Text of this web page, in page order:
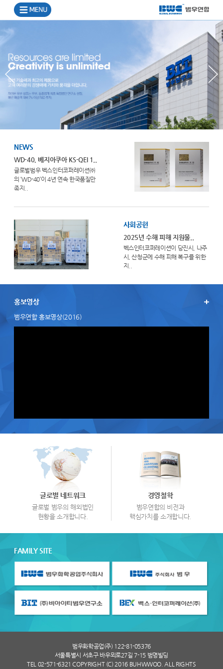
NEWS
WD-40, 베지아쿠아 KS-QEI 1..
글로벌범우 벡스인터코퍼레이션㈜
의 ‘WD-40’이 4년 연속 한국품질만
족지..
사회공헌
2025년 수해 피해 지원물..
벡스인터코퍼레이션이 당진시, 나주
시, 산청군에 수해 피해 복구를 위한
지..
홍보영상
범우연합 홍보영상(2016)
글로벌 네트워크
글로벌 범우의 해외법인
현황을 소개합니다.
경영철학
범우연합의 비전과
핵심가치를 소개합니다.
FAMILY SITE
범우화학공업(주) 122-81-05376
서울특별시 서초구 바우뫼로27길 7-15 범명빌딩
TEL 02-571-6321 COPYRIGHT (C) 2016 BUHWWOO. ALL RIGHTS